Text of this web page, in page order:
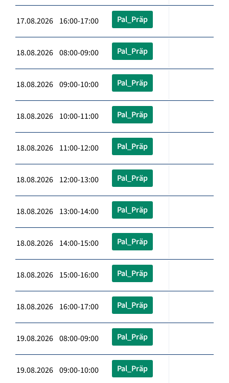
17.08.2026 16:00-17:00 Pal_Präp
18.08.2026 08:00-09:00 Pal_Präp
18.08.2026 09:00-10:00 Pal_Präp
18.08.2026 10:00-11:00 Pal_Präp
18.08.2026 11:00-12:00 Pal_Präp
18.08.2026 12:00-13:00 Pal_Präp
18.08.2026 13:00-14:00 Pal_Präp
18.08.2026 14:00-15:00 Pal_Präp
18.08.2026 15:00-16:00 Pal_Präp
18.08.2026 16:00-17:00 Pal_Präp
19.08.2026 08:00-09:00 Pal_Präp
19.08.2026 09:00-10:00 Pal_Präp